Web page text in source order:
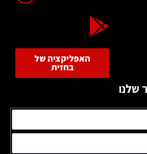
האפליקציה של
בחזית
שלנו